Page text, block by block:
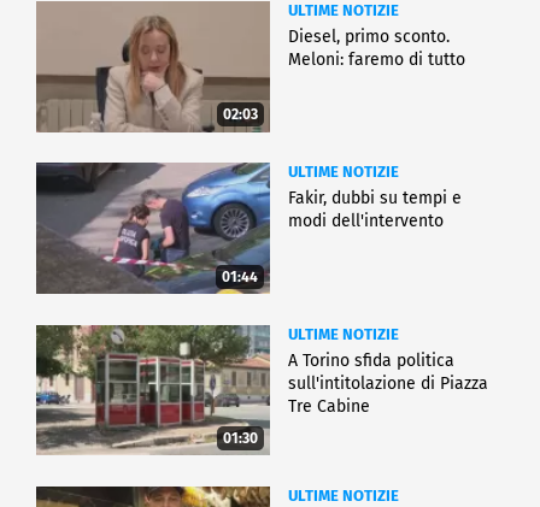
02:03
ULTIME NOTIZIE
Diesel, primo sconto.
Meloni: faremo di tutto
01:44
ULTIME NOTIZIE
Fakir, dubbi su tempi e
modi dell'intervento
01:30
ULTIME NOTIZIE
A Torino sfida politica
sull'intitolazione di Piazza
Tre Cabine
ULTIME NOTIZIE